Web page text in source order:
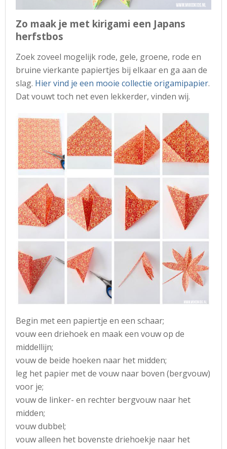
Zo maak je met kirigami een Japans
herfstbos
Zoek zoveel mogelijk rode, gele, groene, rode en
bruine vierkante papiertjes bij elkaar en ga aan de
slag. Hier vind je een mooie collectie origamipapier.
Dat vouwt toch net even lekkerder, vinden wij.
Begin met een papiertje en een schaar;
vouw een driehoek en maak een vouw op de
middellijn;
vouw de beide hoeken naar het midden;
leg het papier met de vouw naar boven (bergvouw)
voor je;
vouw de linker- en rechter bergvouw naar het
midden;
vouw dubbel;
vouw alleen het bovenste driehoekje naar het